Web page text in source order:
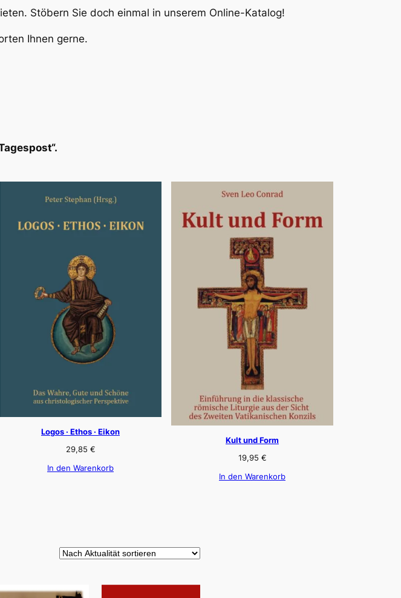
Stöbern Sie doch einmal in unserem Online-Katalog!
Ihnen gerne.
Logos · Ethos · Eikon
29,85 €
In den Warenkorb
Kult und Form
19,95 €
In den Warenkorb